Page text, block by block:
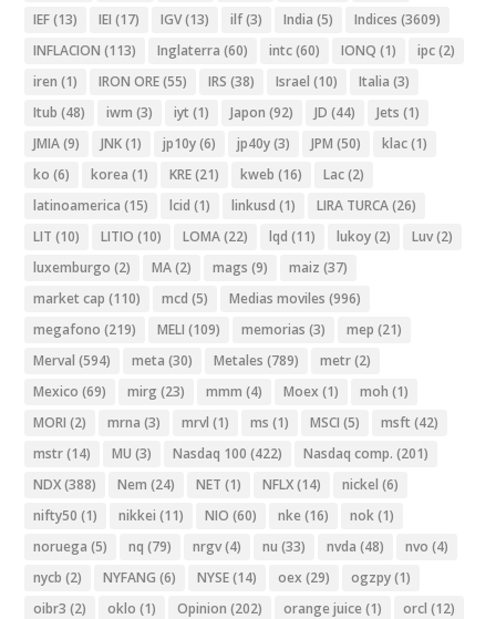
IEF(13) IEI (17) IGV(13) ilf(3) India (5) Indices (3609)
INFLACION (113) Inglaterra (60) intc(60) IONQ (1) ipc(2)
iren (1) IRON ORE(55) IRS (38) Israel (10) Italia (3)
Itub (48) iwm (3) iyt (1) Japon (92) JD (44) Jets (1)
JMIA(9) JNK(1) jp10y(6) jp40y(3) JPM (50) klac(1)
ko (6) korea (1) KRE(21) kweb (16) Lac(2)
latinoamerica (15) lcid (1) linkusd (1) LIRA TURCA(26)
LIT (10) LITIO (10) LOMA(22) lqd (11) lukoy(2) Luv(2)
luxemburgo (2) MA(2) mags (9) maiz (37)
market cap (110) mcd (5) Medias moviles (996)
megafono (219) MELI (109) memorias (3) mep (21)
Merval (594) meta (30) Metales (789) metr(2)
Mexico (69) mirg (23) mmm (4) Moex (1) moh (1)
MORI (2) mrna (3) mrvl (1) ms (1) MSCI (5) msft (42)
mstr(14) MU (3) Nasdaq 100 (422) Nasdaq comp. (201)
NDX(388) Nem (24) NET (1) NFLX(14) nickel (6)
nifty50 (1) nikkei (11) NIO (60) nke (16) nok(1)
noruega (5) nq (79) nrgv(4) nu (33) nvda (48) nvo (4)
nycb (2) NYFANG (6) NYSE(14) oex (29) ogzpy(1)
oibr3 (2) oklo (1) Opinion (202) orange juice (1) orcl (12)